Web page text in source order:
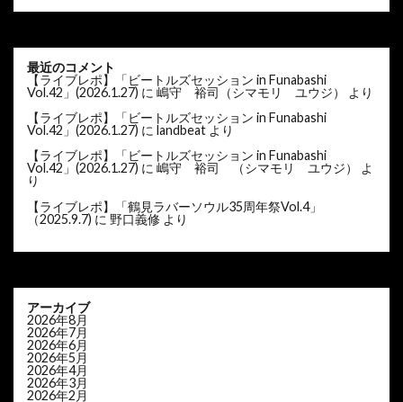
最近のコメント
【ライブレポ】「ビートルズセッション in Funabashi
Vol.42」(2026.1.27) に 嶋守 裕司（シマモリ ユウジ）
より
【ライブレポ】「ビートルズセッション in Funabashi
Vol.42」(2026.1.27) に landbeat より
【ライブレポ】「ビートルズセッション in Funabashi
Vol.42」(2026.1.27) に 嶋守 裕司 （シマモリ ユウジ）
よ
り
【ライブレポ】「鶴見ラバーソウル35周年祭Vol.4」
（2025.9.7) に 野口義修 より
アーカイブ
2026年8月
2026年7月
2026年6月
2026年5月
2026年4月
2026年3月
2026年2月